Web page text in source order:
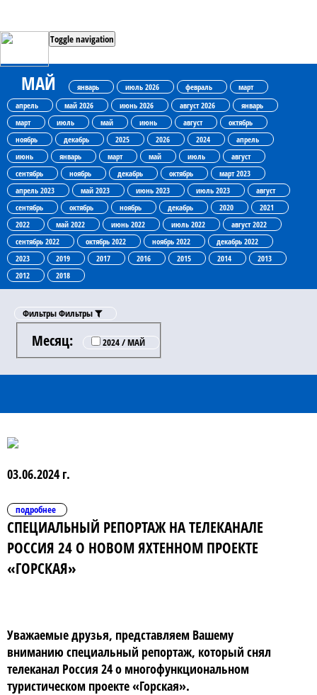
Toggle navigation
МАЙ январь июль 2026 февраль
март
апрель
май 2026 июнь 2026 август 2026
январь
март
июль май июнь август
октябрь
ноябрь
декабрь 2025 2026 2024
апрель
июнь
январь март май июль
август
сентябрь
ноябрь декабрь октябрь
март 2023
апрель 2023
май 2023 июнь 2023 июль 2023
август
сентябрь
октябрь ноябрь декабрь 2020
2021
2022
май 2022 июнь 2022 июль 2022
август 2022
сентябрь 2022
октябрь 2022 ноябрь 2022
декабрь 2022
2023
2019 2017 2016 2015 2014
2013
2012
2018
ФильтрыФильтры
Месяц: 2024 / МАЙ
03.06.2024 г.
подробнее
СПЕЦИАЛЬНЫЙ РЕПОРТАЖ НА ТЕЛЕКАНАЛЕ
РОССИЯ 24 О НОВОМ ЯХТЕННОМ ПРОЕКТЕ
«ГОРСКАЯ»
Уважаемые друзья, представляем Вашему
вниманию специальный репортаж, который снял
телеканал Россия 24 о многофункциональном
туристическом проекте «Горская».